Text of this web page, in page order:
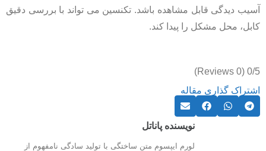
آسیب دیدگی قابل مشاهده باشد. تکنسین می تواند با بررسی دقیق
کابل، محل مشکل را پیدا کند.
0/5
(0 Reviews)
اشتراک گذاری مقاله
نویسنده پاناتل
لورم ایپسوم متن ساختگی با تولید سادگی نامفهوم از